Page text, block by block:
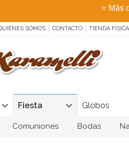
⭐ Más
SOMOS CONTACTO TIENDA FÍSICA
Fiesta Globos
Comuniones Bodas